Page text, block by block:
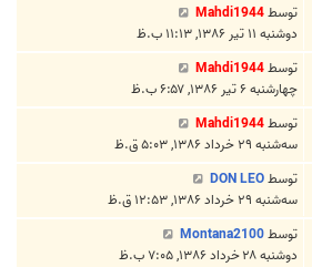
توسطMahdi1944
دوشنبه ۱۱ تیر ۱۳۸۶, ۱۱:۱۳ ب.ظ
توسطMahdi1944
چهارشنبه ۶ تیر ۱۳۸۶, ۶:۵۷ ب.ظ
توسطMahdi1944
سه‌شنبه ۲۹ خرداد ۱۳۸۶, ۵:۰۳ ق.ظ
توسطDON LEO
سه‌شنبه ۲۹ خرداد ۱۳۸۶, ۱۲:۵۳ ق.ظ
توسطMontana2100
دوشنبه ۲۸ خرداد ۱۳۸۶, ۷:۰۵ ب.ظ